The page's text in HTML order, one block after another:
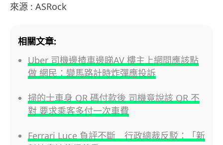
來源 : ASRock
相關文章:
Uber 司機邊揸車邊睇AV 樓主上網問應該點
做 網民：變馬路計時炸彈應投訴
掃的士車身 QR 碼付款後 司機竟說該 QR 不
對 要求乘客多付一次車費
Ferrari Luce 負評不斷 行政總裁反駁：「新